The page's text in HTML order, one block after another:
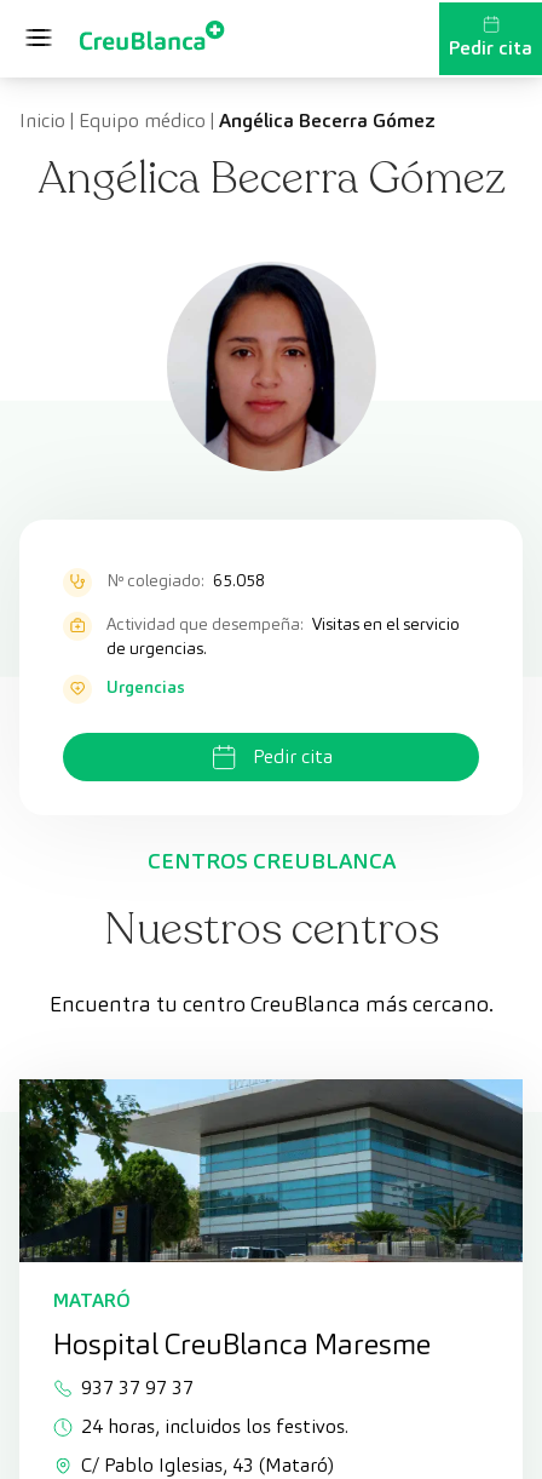
Pedir cita
Inicio | Equipo médico | Angélica Becerra Gómez
Angélica Becerra Gómez
Nº colegiado: 65.058
Actividad que desempeña: Visitas en el servicio
de urgencias.
Urgencias
Pedir cita
CENTROS CREUBLANCA
Nuestros centros
Encuentra tu centro CreuBlanca más cercano.
MATARÓ
Hospital CreuBlanca Maresme
937 37 97 37
24 horas, incluidos los festivos.
C/ Pablo Iglesias, 43 (Mataró)